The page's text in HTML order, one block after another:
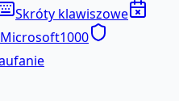
Skróty klawiszowe
1000